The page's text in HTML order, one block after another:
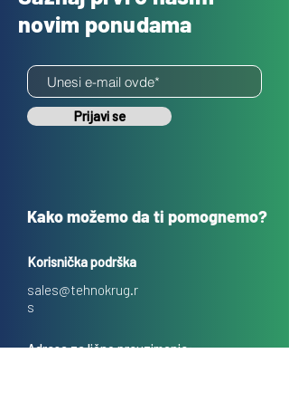
novim ponudama
Prijavi se
Kako možemo da ti pomognemo?
Korisnička podrška
sales@tehnokrug.r
s
Adresa za lično preuzimanje: